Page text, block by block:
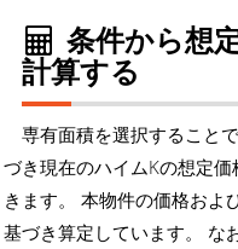
条件から想
計算する
専有面積を選択すること
づき現在のハイムKの想定
きます。 本物件の価格およ
基づき算定しています。 な